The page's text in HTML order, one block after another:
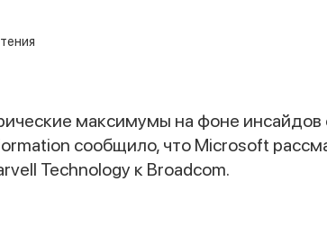
максимумы на фоне инсайдов
сообщило, что Microsoft
Technology к Broadcom.